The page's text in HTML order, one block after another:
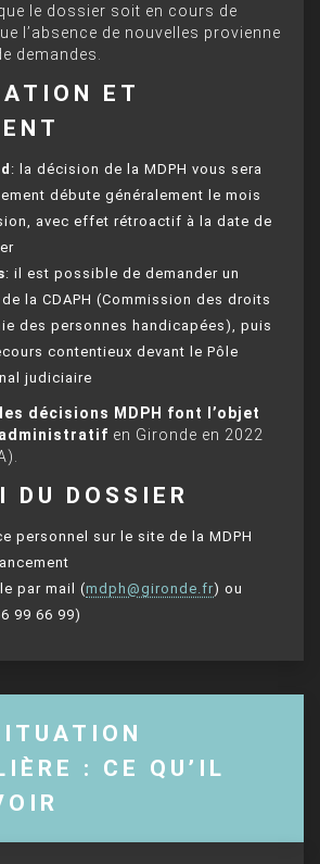
le dossier soit en cours de
l’absence de nouvelles provienne
demandes.
ET
: la décision de la MDPH vous sera
débute généralement le mois
avec effet rétroactif à la date de
: il est possible de demander un
la CDAPH (Commission des droits
des personnes handicapées), puis
contentieux devant le Pôle
judiciaire
décisions MDPH font l’objet
administratif en Gironde en 2022
DU DOSSIER
personnel sur le site de la MDPH
par mail (mdph@gironde.fr) ou
99 66 99)
: CE QU’IL